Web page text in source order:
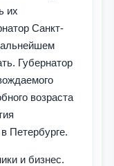
их
Санкт-
Губернатор
возраста
Петербурге.
и бизнес.